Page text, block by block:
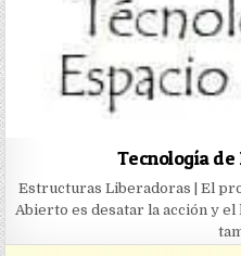
Tecnología de
Estructuras Liberadoras | El
Abierto es desatar la acción y